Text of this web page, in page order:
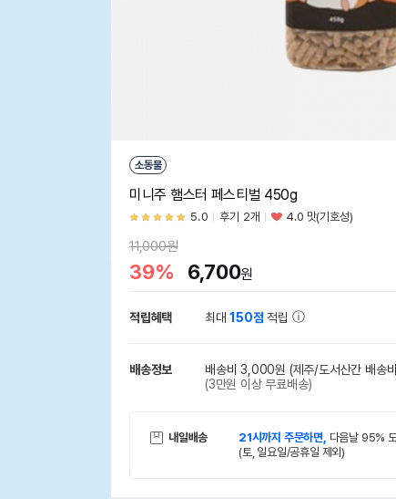
소동물
미니주 햄스터 페스티벌 450g
5.0 후기 2개 4.0 맛(기호성)
11,000원
39% 6,700원
적립혜택 최대150점 적립
배송정보 배송비 3,000원 (제주/도서산간 배송
(3만원 이상 무료배송)
내일배송 21시까지 주문하면, 다음날 95%
(토, 일요일/공휴일 제외)